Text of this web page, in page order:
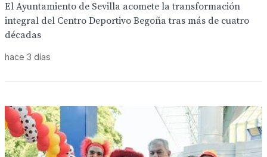
El Ayuntamiento de Sevilla acomete la transformación
integral del Centro Deportivo Begoña tras más de cuatro
décadas
hace 3 días